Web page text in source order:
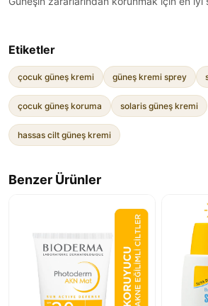
Etiketler
çocuk güneş kremi güneş kremi sprey
çocuk güneş koruma solaris güneş kremi
hassas cilt güneş kremi
Benzer Ürünler